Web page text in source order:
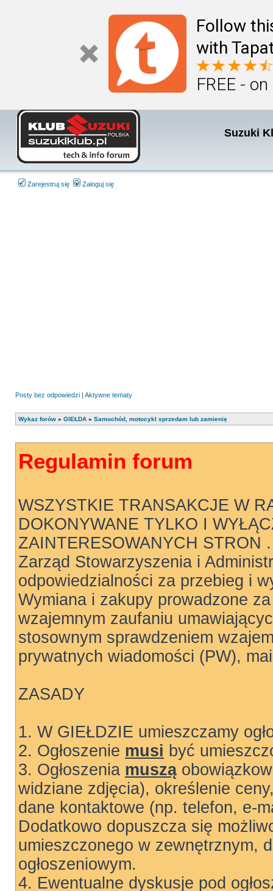
Follow
with
FREE -
Suzuki
Zarejestruj się Zaloguj się
Posty bez odpowiedzi | Aktywne tematy
Wykaz forów » GIEŁDA » Samochód, motocykl sprzedam lub zamienię
Regulamin forum
WSZYSTKIE TRANSAKCJE W
DOKONYWANE TYLKO I
ZAINTERESOWANYCH STRON .
Zarząd Stowarzyszenia i
odpowiedzialności za przebieg i
Wymiana i zakupy prowadzone
wzajemnym zaufaniu
stosownym sprawdzeniem
prywatnych wiadomości (PW),
ZASADY
1. W GIEŁDZIE umieszczamy
2. Ogłoszenie musi być
3. Ogłoszenia muszą
widziane zdjęcia), określenie
dane kontaktowe (np. telefon, e-
Dodatkowo dopuszcza się
umieszczonego w zewnętrznym,
ogłoszeniowym.
4. Ewentualne dyskusje pod